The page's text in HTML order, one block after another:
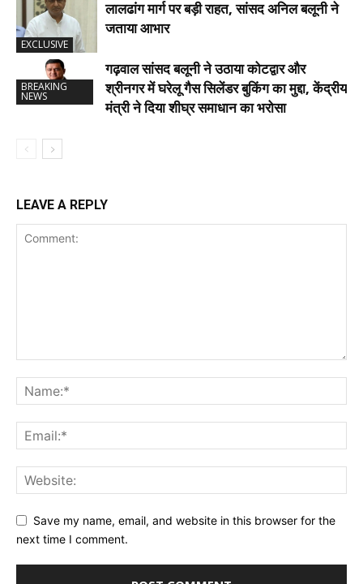
EXCLUSIVE
लालढांग मार्ग पर बड़ी राहत, सांसद अनिल बलूनी ने
जताया आभार
BREAKING
NEWS
गढ़वाल सांसद बलूनी ने उठाया कोटद्वार और
श्रीनगर में घरेलू गैस सिलेंडर बुकिंग का मुद्दा, केंद्रीय
मंत्री ने दिया शीघ्र समाधान का भरोसा
LEAVE A REPLY
Save my name, email, and website in this browser for the
next time I comment.